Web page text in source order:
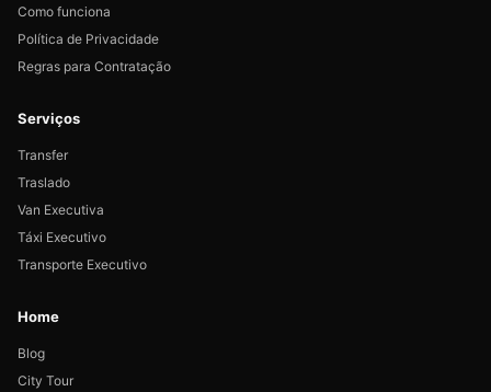
Como funciona
Política de Privacidade
Regras para Contratação
Serviços
Transfer
Traslado
Van Executiva
Táxi Executivo
Transporte Executivo
Home
Blog
City Tour